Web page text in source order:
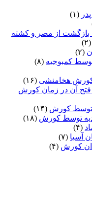
(۱)
، بازگشت از مصر و کشته
(۲)
(۲)
کمبوجیه (۸)
کورش هخامنشی (۱۶)
فتح آن در زمان کورش
توسط کورش (۱۴)
توسط کورش (۱۸)
(۴)
آسیا (۷)
کورش (۴)